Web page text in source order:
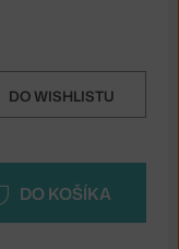
DO WISHLISTU
DO KOŠÍKA